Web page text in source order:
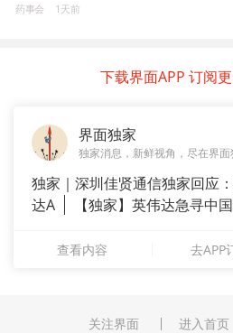
药事会 1天前
下载界面APP 订阅
界面独家
独家消息，新鲜视角，尽在界面
独家｜深圳佳贤通信独家回应
达A
【独家】英伟达急寻中
查看内容 去APP
关注界面 进入首页